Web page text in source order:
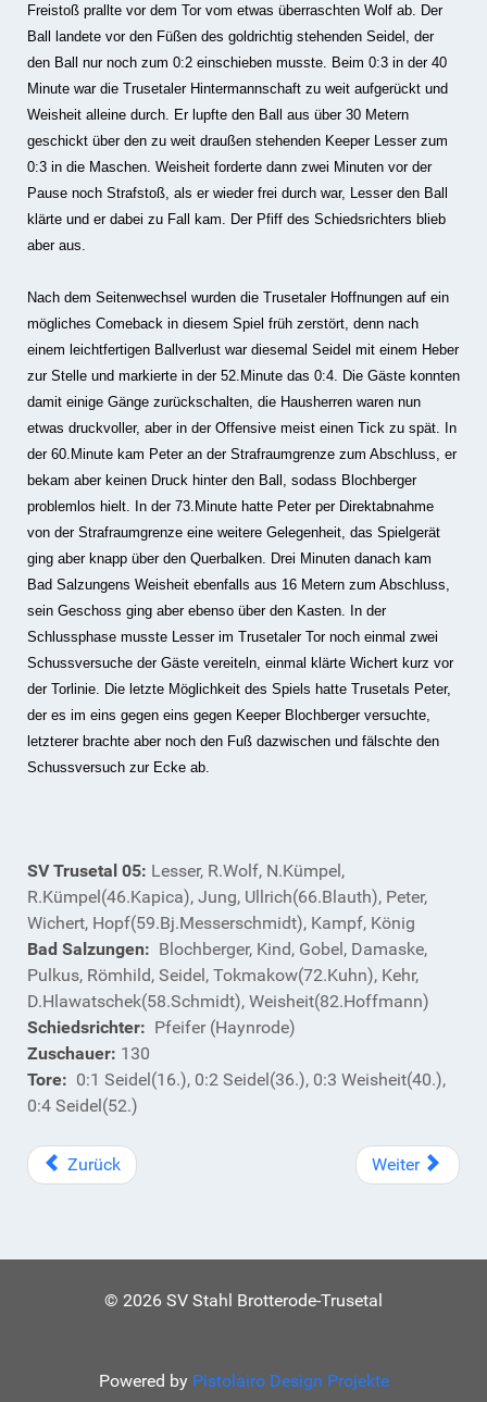
Freistoß prallte vor dem Tor vom etwas überraschten Wolf ab. Der
Ball landete vor den Füßen des goldrichtig stehenden Seidel, der
den Ball nur noch zum 0:2 einschieben musste. Beim 0:3 in der 40
Minute war die Trusetaler Hintermannschaft zu weit aufgerückt und
Weisheit alleine durch. Er lupfte den Ball aus über 30 Metern
geschickt über den zu weit draußen stehenden Keeper Lesser zum
0:3 in die Maschen. Weisheit forderte dann zwei Minuten vor der
Pause noch Strafstoß, als er wieder frei durch war, Lesser den Ball
klärte und er dabei zu Fall kam. Der Pfiff des Schiedsrichters blieb
aber aus.
Nach dem Seitenwechsel wurden die Trusetaler Hoffnungen auf ein
mögliches Comeback in diesem Spiel früh zerstört, denn nach
einem leichtfertigen Ballverlust war diesemal Seidel mit einem Heber
zur Stelle und markierte in der 52.Minute das 0:4. Die Gäste konnten
damit einige Gänge zurückschalten, die Hausherren waren nun
etwas druckvoller, aber in der Offensive meist einen Tick zu spät. In
der 60.Minute kam Peter an der Strafraumgrenze zum Abschluss, er
bekam aber keinen Druck hinter den Ball, sodass Blochberger
problemlos hielt. In der 73.Minute hatte Peter per Direktabnahme
von der Strafraumgrenze eine weitere Gelegenheit, das Spielgerät
ging aber knapp über den Querbalken. Drei Minuten danach kam
Bad Salzungens Weisheit ebenfalls aus 16 Metern zum Abschluss,
sein Geschoss ging aber ebenso über den Kasten. In der
Schlussphase musste Lesser im Trusetaler Tor noch einmal zwei
Schussversuche der Gäste vereiteln, einmal klärte Wichert kurz vor
der Torlinie. Die letzte Möglichkeit des Spiels hatte Trusetals Peter,
der es im eins gegen eins gegen Keeper Blochberger versuchte,
letzterer brachte aber noch den Fuß dazwischen und fälschte den
Schussversuch zur Ecke ab.
SV Trusetal 05: Lesser, R.Wolf, N.Kümpel,
R.Kümpel(46.Kapica), Jung, Ullrich(66.Blauth), Peter,
Wichert, Hopf(59.Bj.Messerschmidt), Kampf, König
Bad Salzungen: Blochberger, Kind, Gobel, Damaske,
Pulkus, Römhild, Seidel, Tokmakow(72.Kuhn), Kehr,
D.Hlawatschek(58.Schmidt), Weisheit(82.Hoffmann)
Schiedsrichter: Pfeifer (Haynrode)
Zuschauer: 130
Tore: 0:1 Seidel(16.), 0:2 Seidel(36.), 0:3 Weisheit(40.),
0:4 Seidel(52.)
Zurück Weiter
© 2026 SV Stahl Brotterode-Trusetal
Powered by Pistolairo Design Projekte